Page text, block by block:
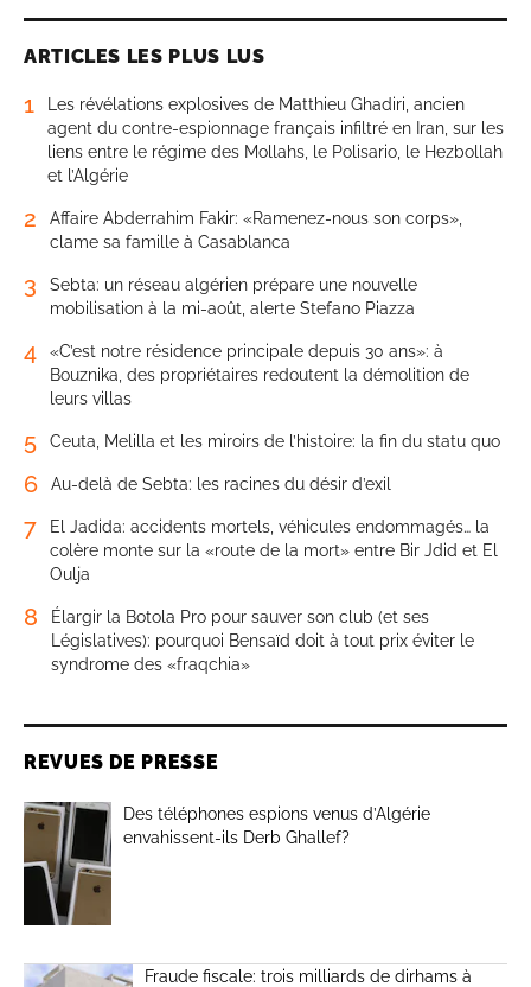
ARTICLES LES PLUS LUS
1
Les révélations explosives de Matthieu Ghadiri, ancien
agent du contre-espionnage français infiltré en Iran, sur les
liens entre le régime des Mollahs, le Polisario, le Hezbollah
et l’Algérie
2
Affaire Abderrahim Fakir: «Ramenez-nous son corps»,
clame sa famille à Casablanca
3
Sebta: un réseau algérien prépare une nouvelle
mobilisation à la mi-août, alerte Stefano Piazza
4
«C’est notre résidence principale depuis 30 ans»: à
Bouznika, des propriétaires redoutent la démolition de
leurs villas
5 Ceuta, Melilla et les miroirs de l’histoire: la fin du statu quo
6 Au-delà de Sebta: les racines du désir d’exil
7
El Jadida: accidents mortels, véhicules endommagés… la
colère monte sur la «route de la mort» entre Bir Jdid et El
Oulja
8
Élargir la Botola Pro pour sauver son club (et ses
Législatives): pourquoi Bensaïd doit à tout prix éviter le
syndrome des «fraqchia»
REVUES DE PRESSE
Des téléphones espions venus d’Algérie
envahissent-ils Derb Ghallef?
Fraude fiscale: trois milliards de dirhams à